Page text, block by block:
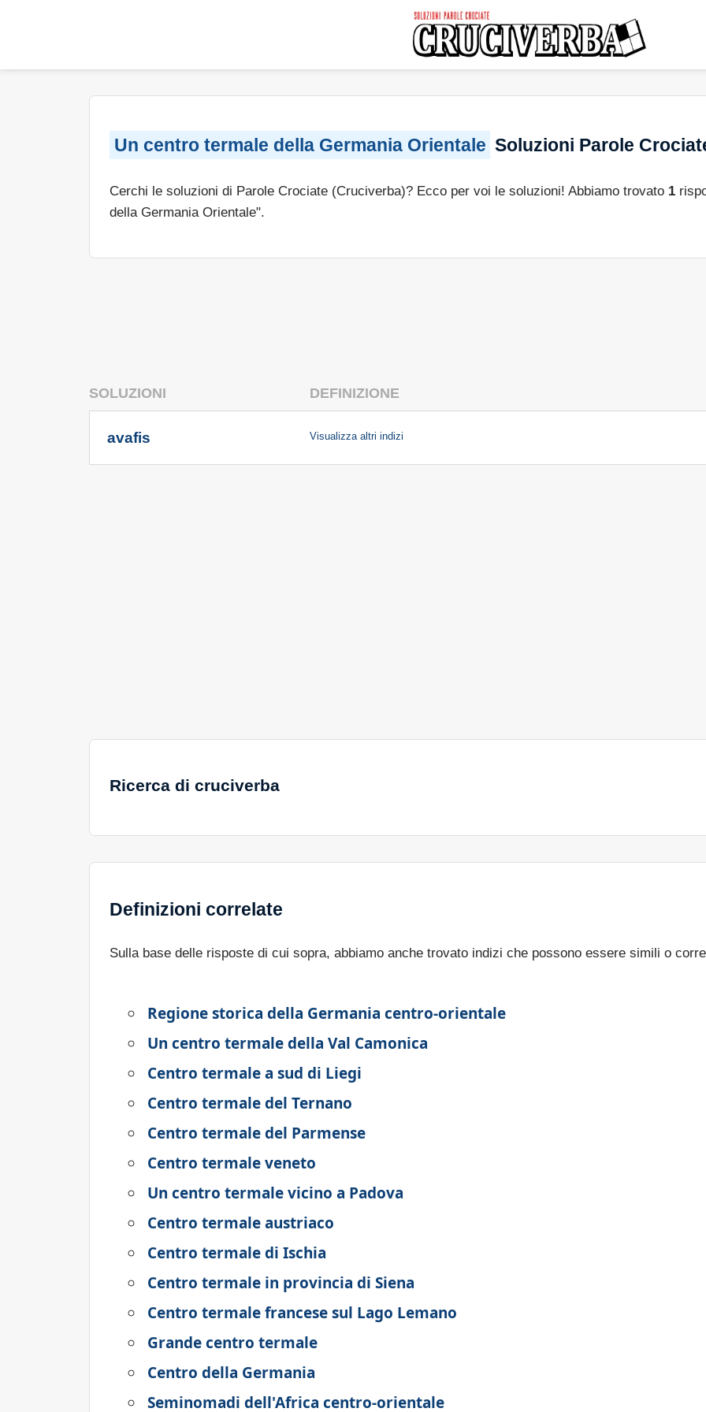
Un centro termale della Germania Orientale Soluzioni Parole
Cerchi le soluzioni di Parole Crociate (Cruciverba)? Ecco per voi le soluzioni! Abbiamo trovato 1
della Germania Orientale".
SOLUZIONI DEFINIZIONE
avafis Visualizza altri indizi
Ricerca di cruciverba
Definizioni correlate
Sulla base delle risposte di cui sopra, abbiamo anche trovato indizi che possono essere simili o
Regione storica della Germania centro-orientale
Un centro termale della Val Camonica
Centro termale a sud di Liegi
Centro termale del Ternano
Centro termale del Parmense
Centro termale veneto
Un centro termale vicino a Padova
Centro termale austriaco
Centro termale di Ischia
Centro termale in provincia di Siena
Centro termale francese sul Lago Lemano
Grande centro termale
Centro della Germania
Seminomadi dell'Africa centro-orientale